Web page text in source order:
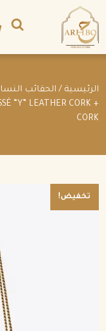
الرئيسية / الحقائب
“Y” LEATHER CORK +
CORK
تخفيض!